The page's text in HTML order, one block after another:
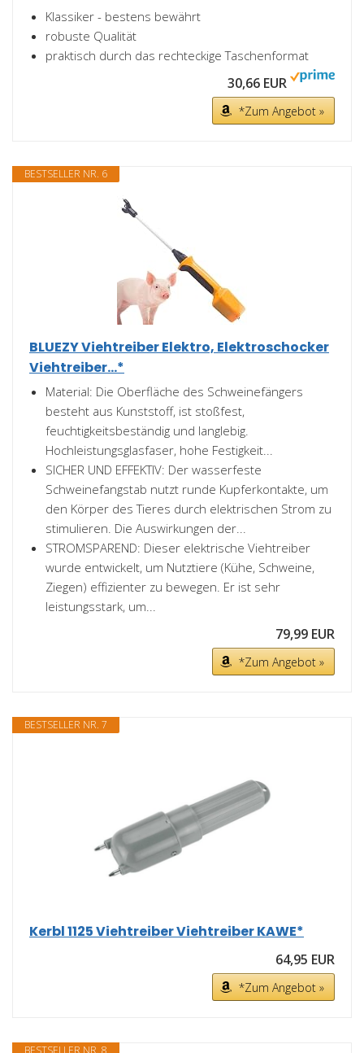
Klassiker - bestens bewährt
robuste Qualität
praktisch durch das rechteckige Taschenformat
30,66 EUR
*Zum Angebot »
BESTSELLER NR. 6
BLUEZY Viehtreiber Elektro, Elektroschocker
Viehtreiber...*
Material: Die Oberfläche des Schweinefängers
besteht aus Kunststoff, ist stoßfest,
feuchtigkeitsbeständig und langlebig.
Hochleistungsglasfaser, hohe Festigkeit...
SICHER UND EFFEKTIV: Der wasserfeste
Schweinefangstab nutzt runde Kupferkontakte, um
den Körper des Tieres durch elektrischen Strom zu
stimulieren. Die Auswirkungen der...
STROMSPAREND: Dieser elektrische Viehtreiber
wurde entwickelt, um Nutztiere (Kühe, Schweine,
Ziegen) effizienter zu bewegen. Er ist sehr
leistungsstark, um...
79,99 EUR
*Zum Angebot »
BESTSELLER NR. 7
Kerbl 1125 Viehtreiber Viehtreiber KAWE*
64,95 EUR
*Zum Angebot »
BESTSELLER NR. 8